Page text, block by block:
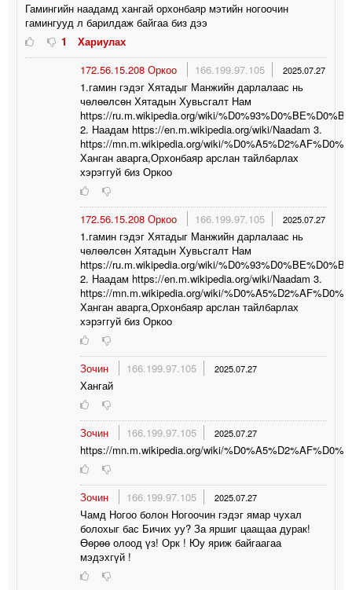
Гамингийн наадамд хангай орхонбаяр мэтийн ногоочин
гамингууд л барилдаж байгаа биз дээ
1
Хариулах
172.56.15.208 Оркоо
166.199.97.105 2025.07.27
1.гамин гэдэг Хятадыг Манжийн дарлалаас нь
чөлөөлсөн Хятадын Хувьсгалт Нам
https://ru.m.wikipedia.org/wiki/
2. Наадам https://en.m.wikipedia.org/wiki/Naadam 3.
https://mn.m.wikipedia.org/wiki/
Ханган аварга,Орхонбаяр арслан тайлбарлах
хэрэггуй биз Оркоо
172.56.15.208 Оркоо 166.199.97.105 2025.07.27
1.гамин гэдэг Хятадыг Манжийн дарлалаас нь
чөлөөлсөн Хятадын Хувьсгалт Нам
https://ru.m.wikipedia.org/wiki/
2. Наадам https://en.m.wikipedia.org/wiki/Naadam 3.
https://mn.m.wikipedia.org/wiki/
Ханган аварга,Орхонбаяр арслан тайлбарлах
хэрэггуй биз Оркоо
Зочин 166.199.97.105 2025.07.27
Хангай
Зочин 166.199.97.105 2025.07.27
https://mn.m.wikipedia.org/wiki/
Зочин 166.199.97.105 2025.07.27
Чамд Ногоо болон Ногоочин гэдэг ямар чухал
болохыг бас Бичих уу? За яршиг цаащаа дурак!
Өөрөө олоод үз! Орк ! Юу яриж байгаагаа
мэдэхгүй !